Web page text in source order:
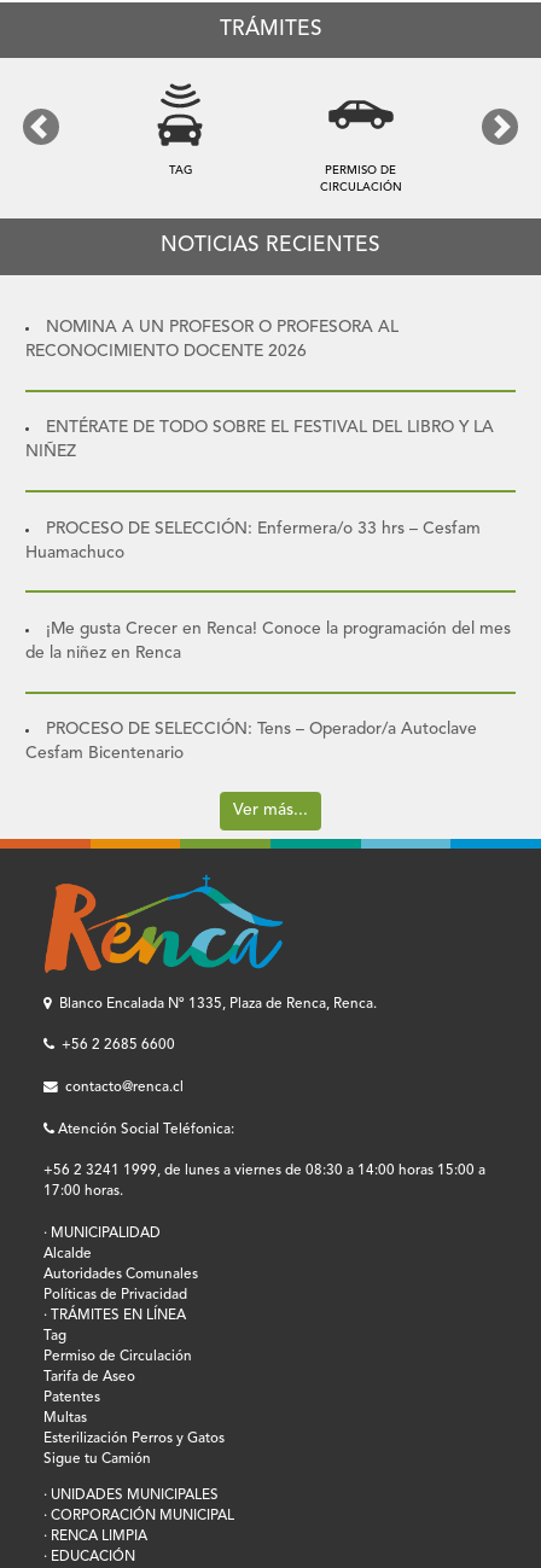
entradas
TRÁMITES
TAG
PERMISO DE
CIRCULACIÓN
Previous Next
NOTICIAS RECIENTES
NOMINA A UN PROFESOR O PROFESORA AL
RECONOCIMIENTO DOCENTE 2026
ENTÉRATE DE TODO SOBRE EL FESTIVAL DEL LIBRO Y LA
NIÑEZ
PROCESO DE SELECCIÓN: Enfermera/o 33 hrs – Cesfam
Huamachuco
¡Me gusta Crecer en Renca! Conoce la programación del mes
de la niñez en Renca
PROCESO DE SELECCIÓN: Tens – Operador/a Autoclave
Cesfam Bicentenario
Ver más...
Blanco Encalada Nº 1335, Plaza de Renca, Renca.
+56 2 2685 6600
contacto@renca.cl
Atención Social Teléfonica:
+56 2 3241 1999, de lunes a viernes de 08:30 a 14:00 horas 15:00 a
17:00 horas.
· MUNICIPALIDAD
Alcalde
Autoridades Comunales
Políticas de Privacidad
· TRÁMITES EN LÍNEA
Tag
Permiso de Circulación
Tarifa de Aseo
Patentes
Multas
Esterilización Perros y Gatos
Sigue tu Camión
· UNIDADES MUNICIPALES
· CORPORACIÓN MUNICIPAL
· RENCA LIMPIA
· EDUCACIÓN